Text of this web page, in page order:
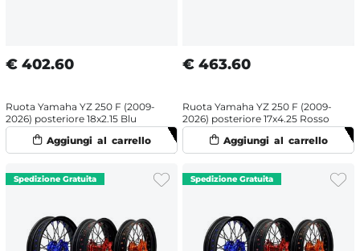
€ 402.60
Ruota Yamaha YZ 250 F (2009-
2026) posteriore 18x2.15 Blu
€ 463.60
Ruota Yamaha YZ 250 F (2009-
2026) posteriore 17x4.25 Rosso